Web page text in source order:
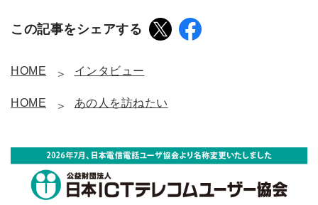
この記事をシェアする
HOME インタビュー
HOME あの人を訪ねたい